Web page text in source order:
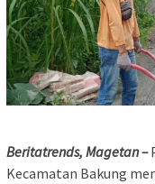
Beritatrends, Magetan –
Kecamatan Bakung